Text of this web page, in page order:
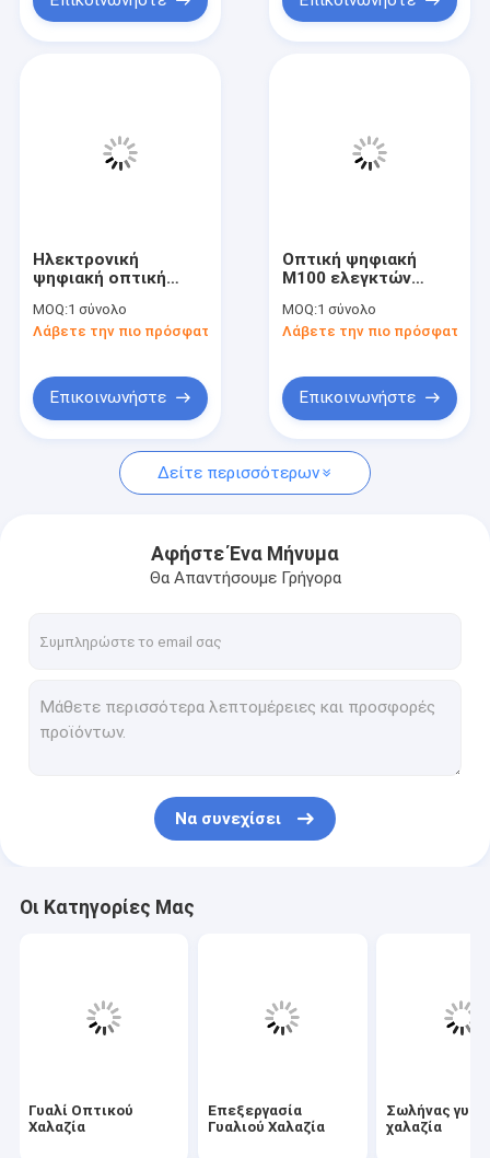
Βίντεο
Έλεγχος ποιότητας
Επικοινωνήστε μαζί μας
Υποθέσεις
Γυαλί Οπτικού Χαλαζία
Σωλήνας γυαλιού χαλαζία
Σωλήνας από βοριοπυριτικό γυαλί
Ανταλλακτικά Laser
Συσκευή χαλαζία
Προσαρμοσμένα γυάλινα μέρη
Ηλεκτρονική
ψηφιακή οπτική
R50 μετρητών
ακτίνας
MOQ:1 σύνολο
Λάβετε την πιο πρόσφατη τιμή
Επικοινωνήστε
Οπτική ψηφιακή
M100 ελεγκτών
μέτρησης σειρά
οργάνων
MOQ:1 σύνολο
Λάβετε την πιο πρόσφατη
Επικοινωνήστε
Δείτε περισσότερων
Αφήστε Ένα Μήνυμα
Θα Απαντήσουμε Γρήγορα
Να συνεχίσει
Οι Κατηγορίες Μας
Γυαλί Οπτικού
Χαλαζία
Επεξεργασία
Γυαλιού Χαλαζία
Σωλήνας
χαλαζία